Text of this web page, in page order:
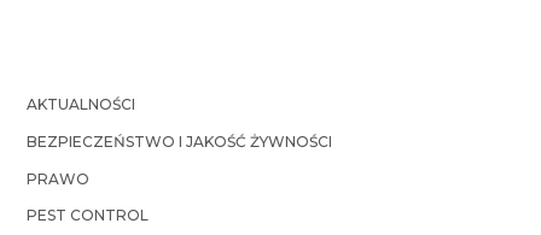
AKTUALNOŚCI
BEZPIECZEŃSTWO I JAKOŚĆ ŻYWNOŚCI
PRAWO
PEST CONTROL